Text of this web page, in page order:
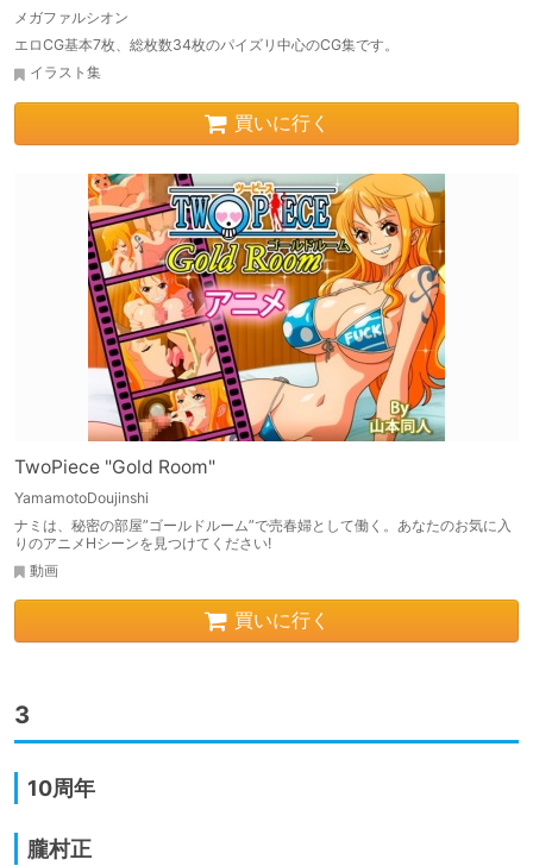
メガファルシオン
エロCG基本7枚、総枚数34枚のパイズリ中心のCG集です。
イラスト集
買いに行く
TwoPiece "Gold Room"
YamamotoDoujinshi
ナミは、秘密の部屋”ゴールドルーム”で売春婦として働く。あなたのお気に入
りのアニメHシーンを見つけてください!
動画
買いに行く
3
10周年
朧村正